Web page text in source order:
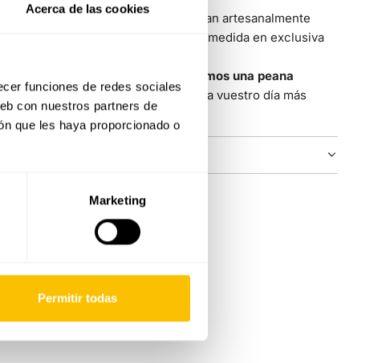
Acerca de las cookies
funciones de redes sociales
con nuestros partners de
que les haya proporcionado o
Marketing
Permitir todas
Las alianzas de Rosich se fabrican artesanalmente
desde cero en nuestro taller y a medida en exclusiva
regalamos una peana
personalizada hecha a mano para vuestro día más
especial